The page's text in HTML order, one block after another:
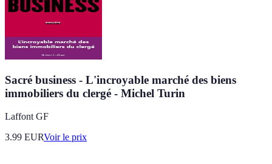
Sacré business - L'incroyable marché des biens
immobiliers du clergé - Michel Turin
Laffont GF
3.99 EURVoir le prix